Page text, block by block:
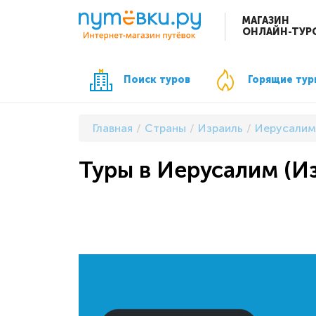
МАГАЗИН
ОНЛАЙН-
Поиск туров Горящие
Главная Страны Израиль Иерусалим
Туры в Иерусалим